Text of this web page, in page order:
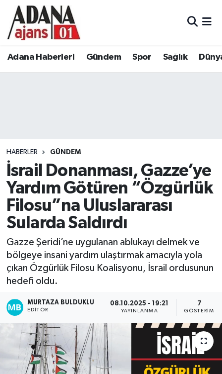
Adana Haberleri Gündem Spor Sağlık
HABERLER GÜNDEM
İsrail Donanması, Gazze’ye
Yardım Götüren “Özgürlük
Filosu”na Uluslararası
Sularda Saldırdı
Gazze Şeridi’ne uygulanan ablukayı delmek ve
bölgeye insani yardım ulaştırmak amacıyla yola
çıkan Özgürlük Filosu Koalisyonu, İsrail ordusunun
hedefi oldu.
MURTAZA BULDUKLU
EDITÖR
08.10.2025 - 19:21
YAYINLANMA
7
GÖSTERIM
Adana Haberleri
Eğitim
Siyaset
Ekonomi
Kadın
Magazin
Adana Nöbetçi Eczaneler
Tüm Manşetler
Son Dakika Haberleri
Haber Arşivi